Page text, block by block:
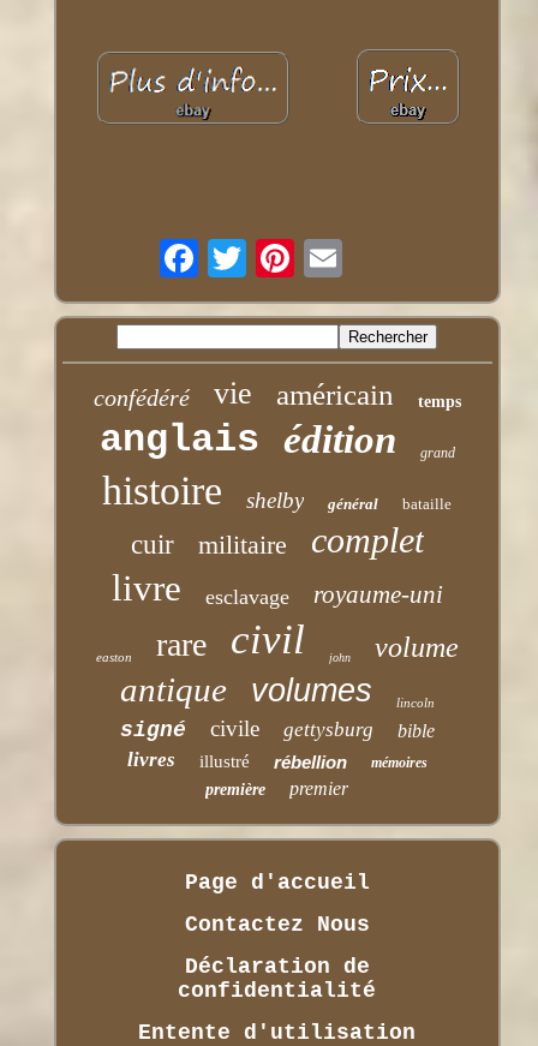
confédéré vie américain temps
anglais édition grand
histoire shelby général bataille
cuir militaire complet
livre esclavage royaume-uni
easton rare civil john volume
antique volumes lincoln
signé civile gettysburg bible
livres illustré rébellion mémoires
première premier
Page d'accueil
Contactez Nous
Déclaration de
confidentialité
Entente d'utilisation